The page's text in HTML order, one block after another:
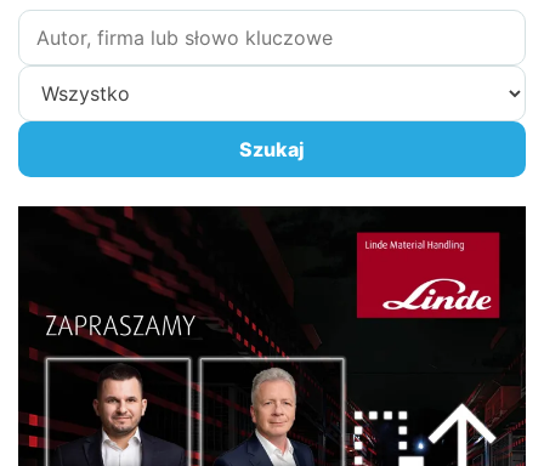
Szukane
hasło
Zakres
wyszukiwania
Szukaj